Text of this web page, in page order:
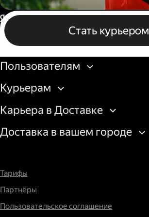
Пеший курьер
Стать курьером
Бизнесу
Пользователям
Курьерам
Карьера в Доставке
Доставка в вашем городе
Тарифы
Партнёры
Пользовательское соглашение